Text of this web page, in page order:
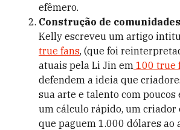
efêmero.
Construção de comunidades
Kelly escreveu um artigo
true fans, (que foi
atuais pela Li Jin em 100 true
defendem a ideia que
sua arte e talento com poucos
um cálculo rápido, um criador
que paguem 1.000 dólares ao